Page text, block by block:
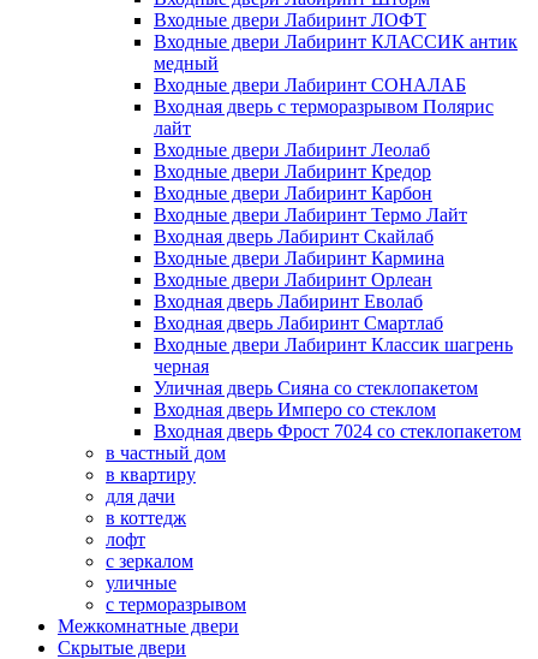
Входные двери Лабиринт ЛОФТ
Входные двери Лабиринт КЛАССИК антик
медный
Входные двери Лабиринт СОНАЛАБ
Входная дверь с терморазрывом Полярис
лайт
Входные двери Лабиринт Леолаб
Входные двери Лабиринт Кредор
Входные двери Лабиринт Карбон
Входные двери Лабиринт Термо Лайт
Входная дверь Лабиринт Скайлаб
Входные двери Лабиринт Кармина
Входные двери Лабиринт Орлеан
Входная дверь Лабиринт Еволаб
Входная дверь Лабиринт Смартлаб
Входные двери Лабиринт Классик шагрень
черная
Уличная дверь Сияна со стеклопакетом
Входная дверь Имперо со стеклом
Входная дверь Фрост 7024 со стеклопакетом
в частный дом
в квартиру
для дачи
в коттедж
лофт
с зеркалом
уличные
с терморазрывом
Межкомнатные двери
Скрытые двери